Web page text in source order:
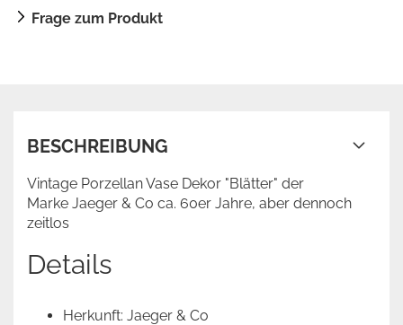
Frage zum Produkt
BESCHREIBUNG
Vintage Porzellan Vase Dekor "Blätter" der
Marke Jaeger & Co ca. 60er Jahre, aber dennoch
zeitlos
Details
Herkunft: Jaeger & Co